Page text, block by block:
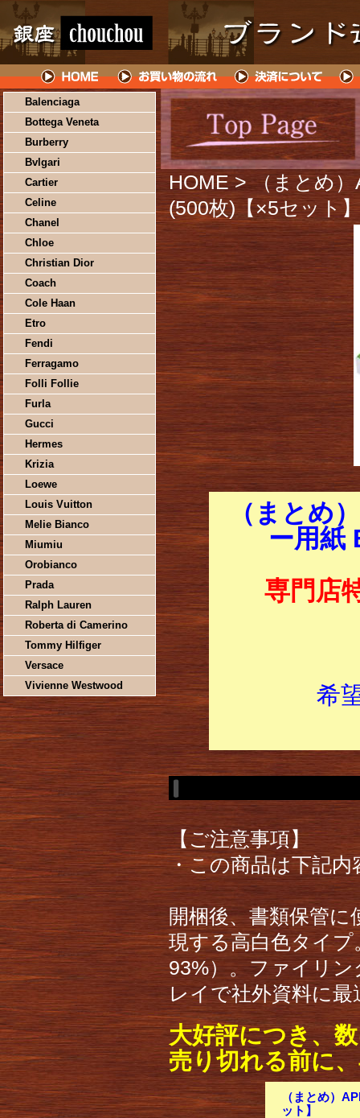
Balenciaga
Bottega Veneta
Burberry
Bvlgari
Cartier
Celine
Chanel
Chloe
Christian Dior
Coach
Cole Haan
Etro
Fendi
Ferragamo
Folli Follie
Furla
Gucci
Hermes
Krizia
Loewe
Louis Vuitton
Melie Bianco
Miumiu
Orobianco
Prada
Ralph Lauren
Roberta di Camerino
Tommy Hilfiger
Versace
Vivienne Westwood
HOME > （まとめ
(500枚)【×5セット
（まとめ
ー用紙
専門店
希
【ご注意事項】
・この商品は下記
開梱後、書類保管
現する高白色タイ
93%）。ファイリ
レイで社外資料に最
大好評につき、
売り切れる前に
（まとめ）
ット】